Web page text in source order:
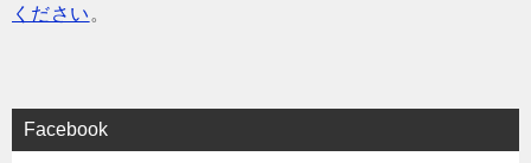
ください 。
Facebook